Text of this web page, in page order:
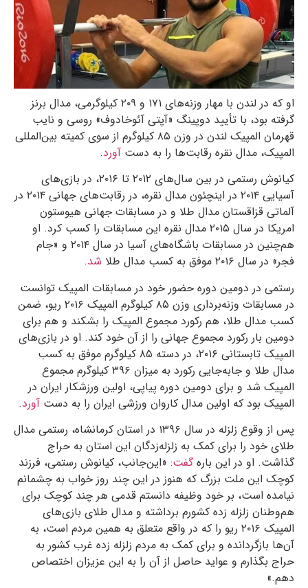
او که در لندن با مهار وزنه‌های ۱۷۱ و ۲۰۹ کیلوگرمی، مدال برنز
گرفته بود، با تأیید دوپینگ «آپتی آئوخادوف» روسی و نایب
قهرمان المپیک لندن در وزن ۸۵ کیلوگرم از سوی کمیته بین‌المللی
المپیک، مدال نقره رقابت‌ها را به دستآورد.
کیانوش رستمی در بین سال‌های ۲۰۱۲ تا ۲۰۱۶، در بازی‌های
آسیایی ۲۰۱۴ در اینچئون مدال نقره، در رقابت‌های جهانی ۲۰۱۴ در
آلماتی قزاقستان مدال طلا و در مسابقات جهانی هیوستون
امریکا در سال ۲۰۱۵ مدال نقره این مسابقات را کسب کرد. او
هم‌چنین در مسابقات باشگاه‌های آسیا در سال ۲۰۱۴ و «جام
فجر» در سال ۲۰۱۶ موفق به کسب مدال طلا
شد.
رستمی در دومین دوره حضور خود در مسابقات المپیک توانست
در مسابقات وزنه‌برداری وزن ۸۵ کیلوگرم المپیک ۲۰۱۶ ریو، ضمن
کسب مدال طلا، هم رکورد مجموع المپیک را بشکند و هم برای
دومین بار رکورد مجموع جهانی را از آن خود کند. او در بازی‌های
المپیک تابستانی ۲۰۱۶، در دسته ۸۵ کیلوگرم موفق به کسب
مدال طلا و جابه‌جایی رکورد به میزان ۳۹۶ کیلوگرم مجموع
المپیک شد و برای دومین دوره پیاپی، اولین ورزشکار ایران در
المپیک بود که اولین مدال کاروان ورزشی ایران را به دستآورد.
پس از وقوع زلزله در سال ۱۳۹۶ در استان کرمانشاه، رستمی مدال
طلای خود را برای کمک به زلزله‌زدگان این استان به حراج
گذاشت. او در این بارهگفت: «این‌جانب، کیانوش رستمی، فرزند
کوچک این ملت بزرگ که هنوز در این چند روز خواب به چشمانم
نیامده است، بر خود وظیفه دانستم قدمی هر چند کوچک برای
هم‌وطنان زلزله زده کشورم برداشته و مدال طلای بازی‌های
المپیک ۲۰۱۶ ریو را که در واقع متعلق به همین مردم است، به
آن‌ها بازگردانده و برای کمک به مردم زلزله زده غرب کشور به
حراج بگذارم و عواید حاصل از آن را به این عزیزان اختصاص
دهم.»